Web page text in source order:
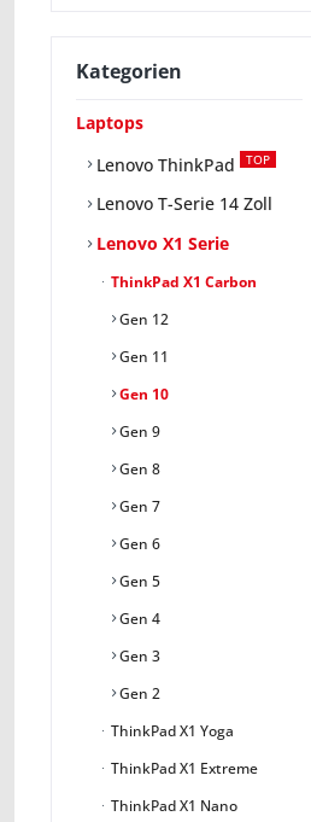
Kategorien
Laptops
Lenovo ThinkPad
TOP
Lenovo T-Serie 14 Zoll
Lenovo X1 Serie
ThinkPad X1 Carbon
Gen 12
Gen 11
Gen 10
Gen 9
Gen 8
Gen 7
Gen 6
Gen 5
Gen 4
Gen 3
Gen 2
ThinkPad X1 Yoga
ThinkPad X1 Extreme
ThinkPad X1 Nano